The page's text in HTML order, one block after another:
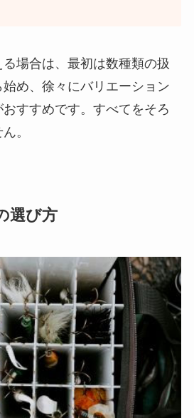
場合は、最初は数種類の扱
め、徐々にバリエーション
すすめです。すべてをそろ
。
選び方